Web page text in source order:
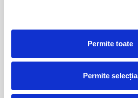
Permite toate
Permite selecția
Rodonit